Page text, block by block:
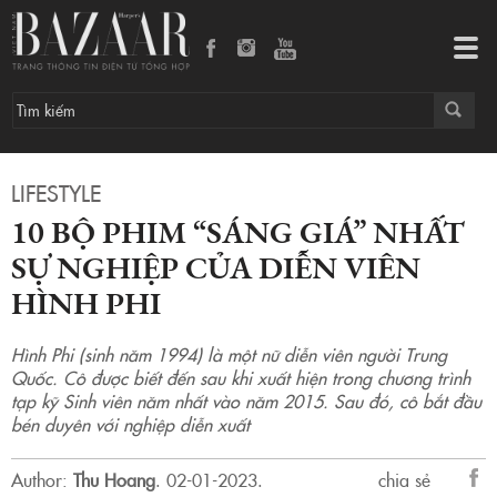
LIFESTYLE
10 BỘ PHIM “SÁNG GIÁ” NHẤT
SỰ NGHIỆP CỦA DIỄN VIÊN
HÌNH PHI
Hình Phi (sinh năm 1994) là một nữ diễn viên người Trung
Quốc. Cô được biết đến sau khi xuất hiện trong chương trình
tạp kỹ Sinh viên năm nhất vào năm 2015. Sau đó, cô bắt đầu
bén duyên với nghiệp diễn xuất
Author: Thu Hoang. 02-01-2023.
chia sẻ